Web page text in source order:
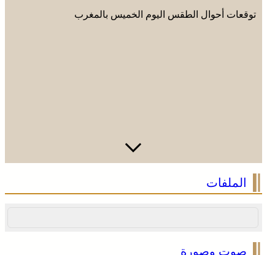
توقعات أحوال الطقس اليوم الخميس بالمغرب
الملفات
صوت وصورة